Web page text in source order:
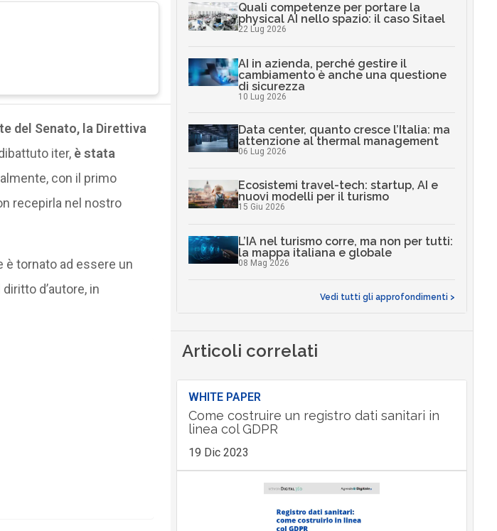
del Senato, la Direttiva
iter,è stata
con il primo
recepirla nel nostro
è tornato ad essere un
d’autore, in
Quali competenze per portare la
physical AI nello spazio: il caso Sitael
22 Lug 2026
AI in azienda, perché gestire il
cambiamento è anche una questione
di sicurezza
10 Lug 2026
Data center, quanto cresce l’Italia: ma
attenzione al thermal management
06 Lug 2026
Ecosistemi travel-tech: startup, AI e
nuovi modelli per il turismo
15 Giu 2026
L’IA nel turismo corre, ma non per tutti:
la mappa italiana e globale
08 Mag 2026
Vedi tutti gli approfondimenti >
Articoli correlati
WHITE PAPER
Come costruire un registro dati sanitari in
linea col GDPR
19 Dic 2023